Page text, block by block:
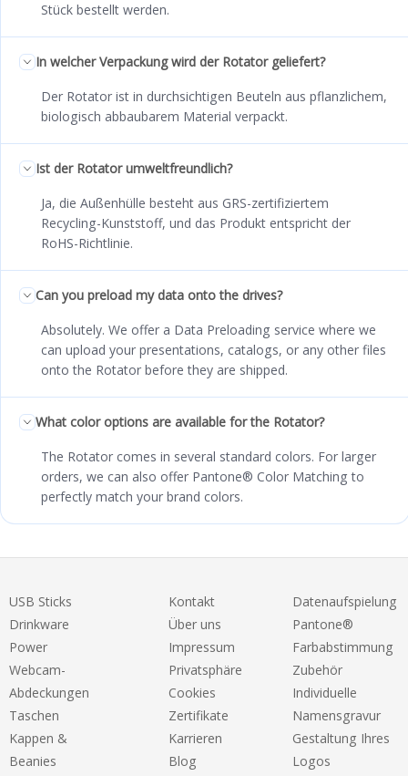
Stück bestellt werden.
In welcher Verpackung wird der Rotator geliefert?
Der Rotator ist in durchsichtigen Beuteln aus pflanzlichem,
biologisch abbaubarem Material verpackt.
Ist der Rotator umweltfreundlich?
Ja, die Außenhülle besteht aus GRS-zertifiziertem
Recycling-Kunststoff, und das Produkt entspricht der
RoHS-Richtlinie.
Can you preload my data onto the drives?
Absolutely. We offer a Data Preloading service where we
can upload your presentations, catalogs, or any other files
onto the Rotator before they are shipped.
What color options are available for the Rotator?
The Rotator comes in several standard colors. For larger
orders, we can also offer Pantone® Color Matching to
perfectly match your brand colors.
USB Sticks
Drinkware
Power
Webcam-
Abdeckungen
Taschen
Kappen &
Beanies
Kontakt
Über uns
Impressum
Privatsphäre
Cookies
Zertifikate
Karrieren
Blog
Datenaufspielung
Pantone®
Farbabstimmung
Zubehör
Individuelle
Namensgravur
Gestaltung Ihres
Logos